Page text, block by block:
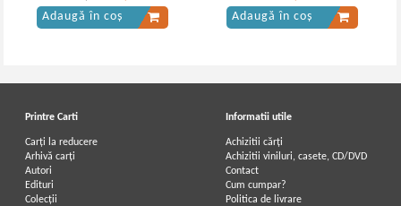
Adaugă în coș Adaugă în coș
Printre Carti
Carți la reducere
Arhivă carți
Autori
Edituri
Colecții
Informatii utile
Achizitii cărți
Achizitii viniluri, casete, CD/DVD
Contact
Cum cumpar?
Politica de livrare